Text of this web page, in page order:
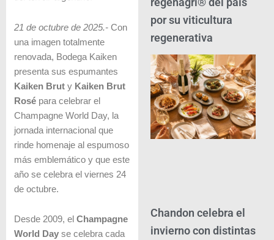
21 de octubre de 2025.-Con
una imagen totalmente
renovada, Bodega Kaiken
presenta sus espumantes
Kaiken Brut yKaiken Brut
Rosé para celebrar el
Champagne World Day, la
jornada internacional que
rinde homenaje al espumoso
más emblemático y que este
año se celebra el viernes 24
de octubre.
Desde 2009, el Champagne
World Dayse celebra cada
por su viticultura
regenerativa
Chandon celebra el
invierno con distintas